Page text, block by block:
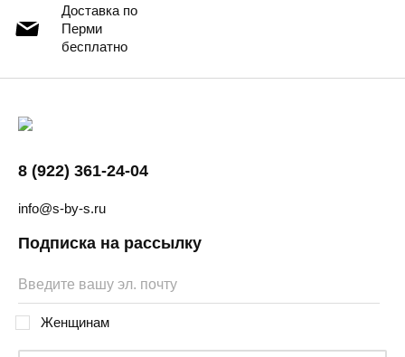
Доставка по
Перми
бесплатно
8 (922) 361-24-04
info@s-by-s.ru
Подписка на рассылку
Женщинам